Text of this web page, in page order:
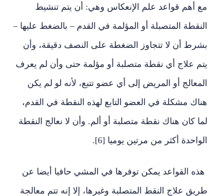
مع أهم قواعد علم الإنعكاس وهي: أن يتم تنشيط
النقطة المتصبلة أو المؤلمة في القدم – بالضغط عليها –
بشرط أن لا تتجاوز الضغطة على النصف دقيقة، وأن
يتم علاج أي نقطة متصلبة أو مؤلمة حتى وأن لم يعرف
المعالج أو المريض إلى أي عضو تتبع، لأنه لو لم يكن
هناك مشكلة في العضو التابع لهذه النقطة في القدم،
لما كان هناك نقطة متصلبة أو ألم. وأن لا نعالج النقطة
الواحدة أكثر من مرتين يوميا [6].
هذه القواعد يمكن توفرها في المشي حافيا أيضا عن
طريق علاج النقط المتصلبة وغيرها، إلا إنه تتم معالجة